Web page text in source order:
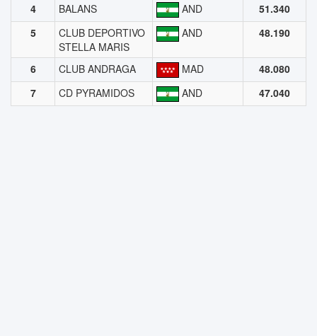
4 BALANS AND
51.340
5
CLUB DEPORTIVO
STELLA MARIS
AND 48.190
6 CLUB ANDRAGA MAD
48.080
7
CD PYRAMIDOS AND 47.040